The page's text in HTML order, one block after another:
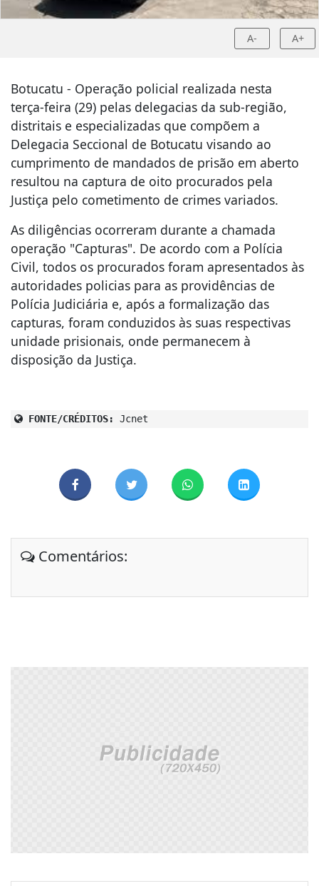
A- A+
Botucatu - Operação policial realizada nesta
terça-feira (29) pelas delegacias da sub-região,
distritais e especializadas que compõem a
Delegacia Seccional de Botucatu visando ao
cumprimento de mandados de prisão em aberto
resultou na captura de oito procurados pela
Justiça pelo cometimento de crimes variados.
As diligências ocorreram durante a chamada
operação "Capturas". De acordo com a Polícia
Civil, todos os procurados foram apresentados às
autoridades policias para as providências de
Polícia Judiciária e, após a formalização das
capturas, foram conduzidos às suas respectivas
unidade prisionais, onde permanecem à
disposição da Justiça.
FONTE/CRÉDITOS: Jcnet
Comentários: